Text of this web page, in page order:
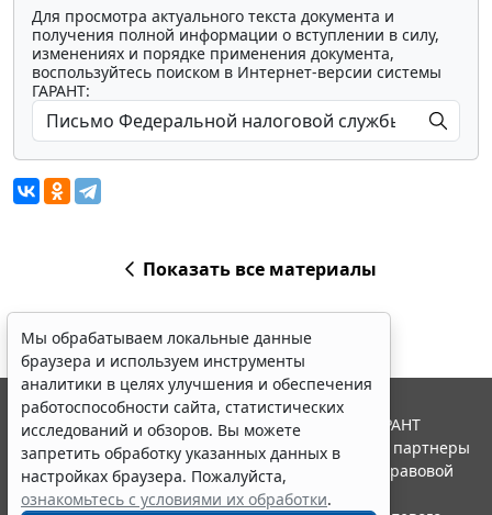
Для просмотра актуального текста документа и
получения полной информации о вступлении в силу,
изменениях и порядке применения документа,
воспользуйтесь поиском в Интернет-версии системы
ГАРАНТ:
Показать все материалы
Мы обрабатываем локальные данные
браузера и используем инструменты
аналитики в целях улучшения и обеспечения
работоспособности сайта, статистических
исследований и обзоров. Вы можете
запретить обработку указанных данных в
настройках браузера. Пожалуйста,
ознакомьтесь с условиями их обработки.
© ООО "НПП "ГАРАНТ-СЕРВИС", 2026. Система ГАРАНТ
выпускается с 1990 года. Компания "Гарант" и ее партнеры
являются участниками Российской ассоциации правовой
информации ГАРАНТ.